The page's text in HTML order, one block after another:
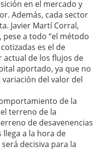
en el mercado y
Además, cada sector
Javier Martí Corral,
a todo “el método
es el de
actual de los flujos de
aportado, ya que no
del valor del
de la
terreno de la
de desavenencias
a la hora de
decisiva para la